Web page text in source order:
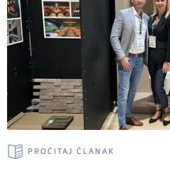
PROČITAJ ČLANAK